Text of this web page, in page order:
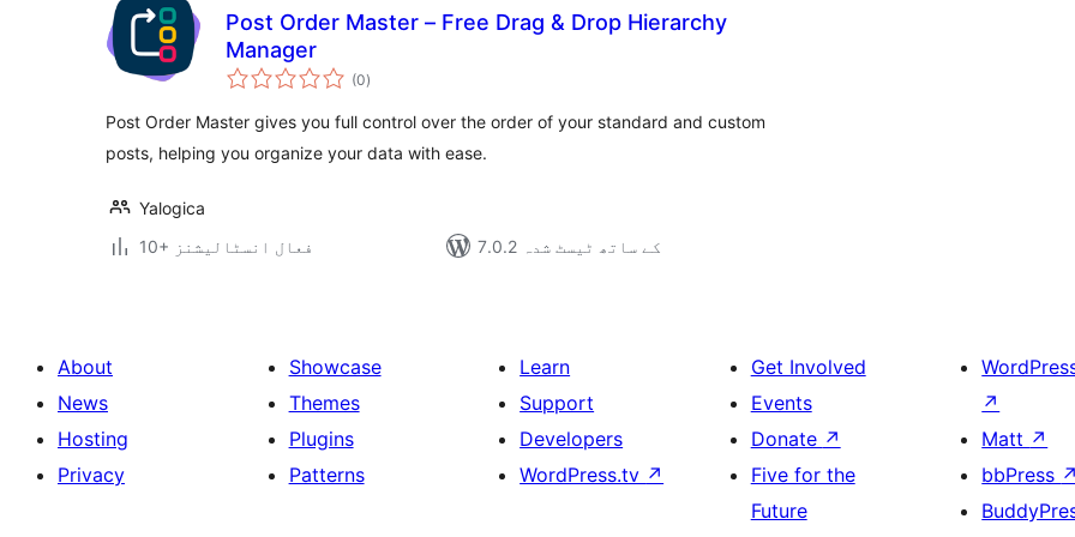
Post Order Master – Free Drag & Drop Hierarchy
Manager
(0مجموعی
درجہ
)
Post Order Master gives you full control over the order of your standard and custom
posts, helping you organize your data with ease.
Yalogica
10+ فعال انسٹالیشنز
7.0.2 کے ساتھ ٹیسٹ شدہ
About
News
Hosting
Privacy
Showcase
Themes
Plugins
Patterns
Learn
Support
Developers
WordPress.tv ↗
Get Involved
Events
Donate ↗
Five for the
Future
↗
Matt ↗
bbPress ↗